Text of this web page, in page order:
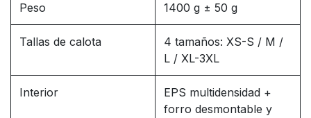
Peso 1400 g ± 50 g
Tallas de calota
4 tamaños: XS-S / M /
L / XL-3XL
Interior
EPS multidensidad +
forro desmontable y